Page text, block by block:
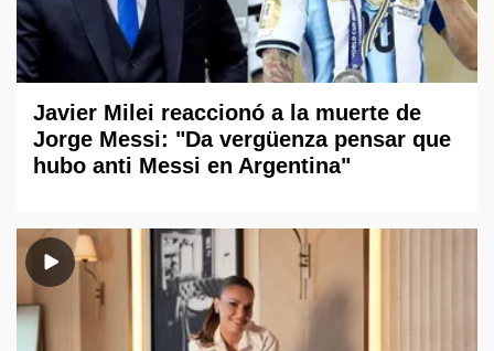
Javier Milei reaccionó a la muerte de
Jorge Messi: "Da vergüenza pensar que
hubo anti Messi en Argentina"